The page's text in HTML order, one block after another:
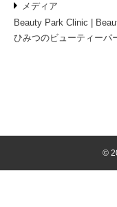
メディア
Beauty Park Clinic
ひみつのビューティーパ
©